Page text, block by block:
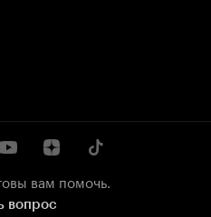
вам помочь.
вопрос